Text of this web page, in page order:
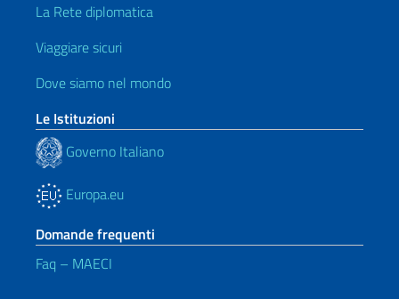
La Rete diplomatica
Viaggiare sicuri
Dove siamo nel mondo
Le Istituzioni
Governo Italiano
Europa.eu
Domande frequenti
Faq – MAECI